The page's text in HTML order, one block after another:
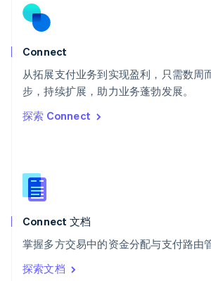
Connect
从拓展支付业务到实现盈利，只需数周
步，持续扩展，助力业务蓬勃发展。
探索 Connect
Connect 文档
掌握多方交易中的资金分配与支付路由
探索文档
English
斯洛文尼亚
泰国
ไทยEnglish
希腊
English
西班牙
新西兰
English
匈牙利
English
ItalianoEnglish
印度
English